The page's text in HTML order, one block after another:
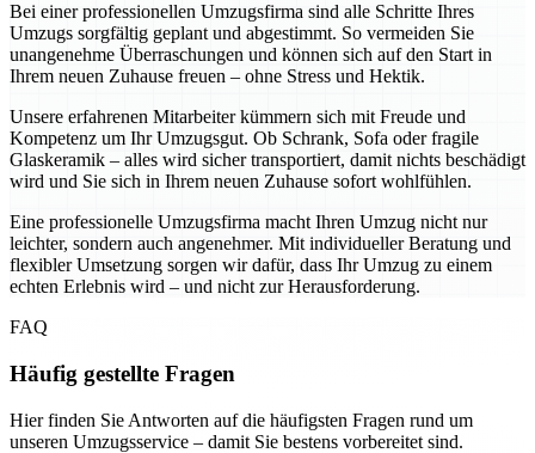
Bei einer professionellen Umzugsfirma sind alle Schritte Ihres
Umzugs sorgfältig geplant und abgestimmt. So vermeiden Sie
unangenehme Überraschungen und können sich auf den Start in
Ihrem neuen Zuhause freuen – ohne Stress und Hektik.
Unsere erfahrenen Mitarbeiter kümmern sich mit Freude und
Kompetenz um Ihr Umzugsgut. Ob Schrank, Sofa oder fragile
Glaskeramik – alles wird sicher transportiert, damit nichts beschädigt
wird und Sie sich in Ihrem neuen Zuhause sofort wohlfühlen.
Eine professionelle Umzugsfirma macht Ihren Umzug nicht nur
leichter, sondern auch angenehmer. Mit individueller Beratung und
flexibler Umsetzung sorgen wir dafür, dass Ihr Umzug zu einem
echten Erlebnis wird – und nicht zur Herausforderung.
FAQ
Häufig gestellte Fragen
Hier finden Sie Antworten auf die häufigsten Fragen rund um
unseren Umzugsservice – damit Sie bestens vorbereitet sind.